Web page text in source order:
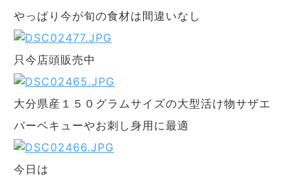
やっぱり今が旬の食材は間違いなし
只今店頭販売中
大分県産１５０グラムサイズの大型活け物サザエ
バーベキューやお刺し身用に最適
今日は